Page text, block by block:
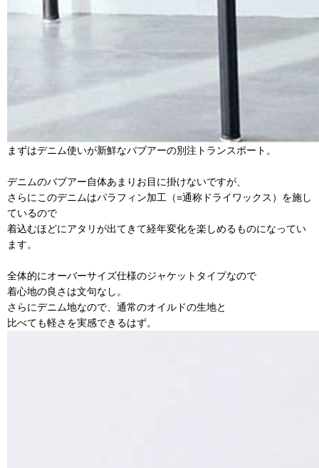
まずはデニム使いが新鮮なバブアーの別注トランスポート。
デニムのバブアー自体あまりお目に掛けないですが、
さらにこのデニムはパラフィン加工（=通称ドライワックス）を施し
ているので
着込むほどにアタリが出てきて経年変化を楽しめるものになってい
ます。
全体的にオーバーサイズ仕様のジャケットタイプなので
着心地の良さは文句なし。
さらにデニム地なので、通常のオイルドの生地と
比べても軽さを実感できるはず。